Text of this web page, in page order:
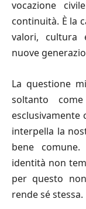
vocazione
continuità. È la
valori, cultura
nuove
La questione
soltanto
esclusivamente
interpella la
bene
identità non
per questo
rende sé stessa.